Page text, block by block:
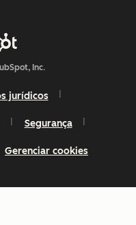
Inc.
jurídicos
Segurança
Gerenciar cookies